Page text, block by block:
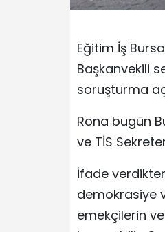
Eğitim İş
Başkanvekili
soruşturma
Rona bugün
ve TİS
İfade
demokrasiye
emekçilerin